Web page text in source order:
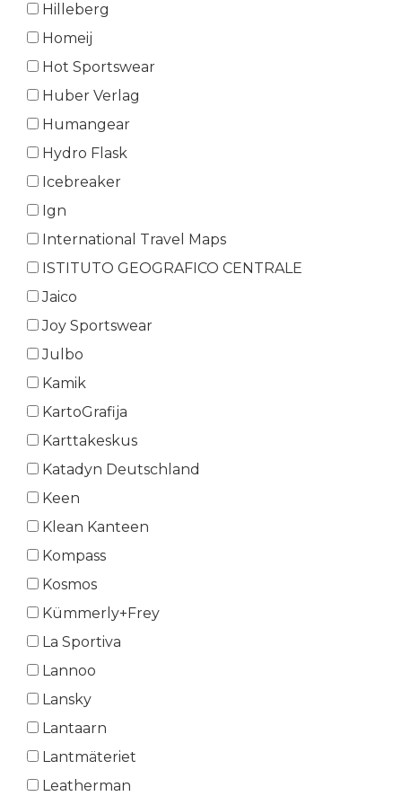
Hilleberg
Homeij
Hot Sportswear
Huber Verlag
Humangear
Hydro Flask
Icebreaker
Ign
International Travel Maps
ISTITUTO GEOGRAFICO CENTRALE
Jaico
Joy Sportswear
Julbo
Kamik
KartoGrafija
Karttakeskus
Katadyn Deutschland
Keen
Klean Kanteen
Kompass
Kosmos
Kümmerly+Frey
La Sportiva
Lannoo
Lansky
Lantaarn
Lantmäteriet
Leatherman